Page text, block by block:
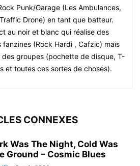
Punk/Garage (Les Ambulances,
Drone) en tant que batteur.
au noir et blanc qui réalise des
fanzines (Rock Hardi , Cafzic) mais
des groupes (pochette de disque, T-
et toutes ces sortes de choses).
CONNEXES
Was The Night, Cold Was
Ground – Cosmic Blues